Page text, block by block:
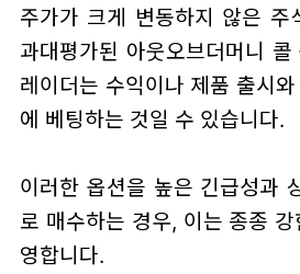
주가가 크게 변동하지 않은 주
과대평가된 아웃오브더머니
레이더는 수익이나 제품 출시
에 베팅하는 것일 수 있습니다.
이러한 옵션을 높은 긴급성과
로 매수하는 경우, 이는 종종
영합니다.